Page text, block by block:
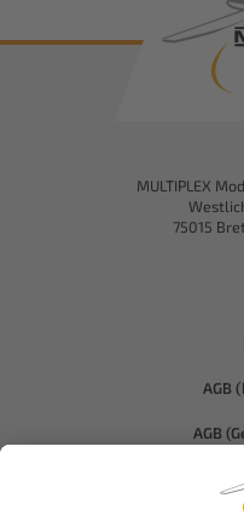
MULTIPLEX
75015
AGB
AGB